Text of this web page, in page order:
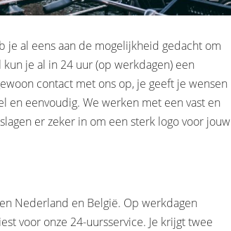
al eens aan de mogelijkheid gedacht om
je al in 24 uur (op werkdagen) een
contact met ons op, je geeft je wensen
en eenvoudig. We werken met een vast en
er zeker in om een sterk logo voor jouw
Nederland en België. Op werkdagen
voor onze 24-uursservice. Je krijgt twee